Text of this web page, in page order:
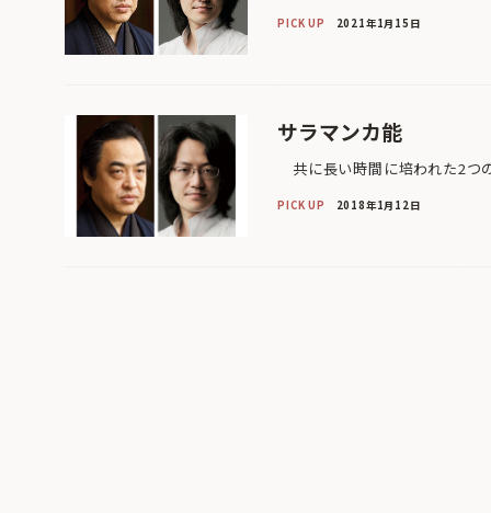
PICK UP 2021年1月15日
サラマンカ能
共に長い時間に培われた2つ
PICK UP 2018年1月12日